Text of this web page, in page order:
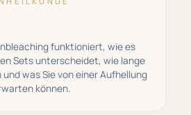
funktioniert, wie es
Sets unterscheidet, wie lange
was Sie von einer Aufhellung
können.